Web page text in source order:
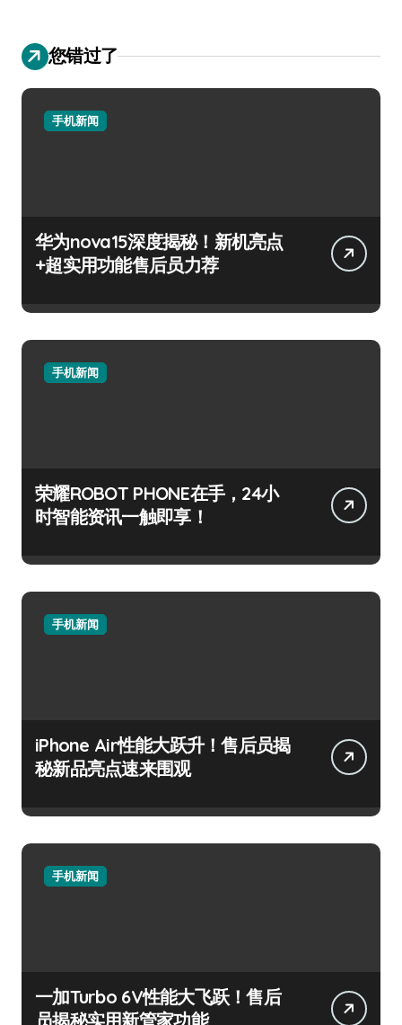
您错过了
手机新闻
华为nova15深度揭秘！新机亮点
+超实用功能售后员力荐
手机新闻
荣耀ROBOT PHONE在手，24小
时智能资讯一触即享！
手机新闻
iPhone Air性能大跃升！售后员揭
秘新品亮点速来围观
手机新闻
一加Turbo 6V性能大飞跃！售后
员揭秘实用新管家功能